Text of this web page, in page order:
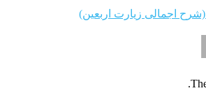
(شرح اجمالی زیارت اربعین)
.